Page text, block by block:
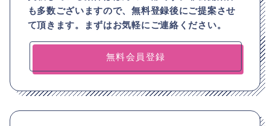
も多数ございますので、無料登録後にご提案させ
て頂きます。まずはお気軽にご連絡ください。
無料会員登録